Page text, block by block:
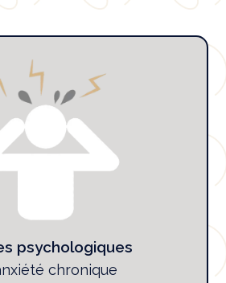
psychologiques
chronique